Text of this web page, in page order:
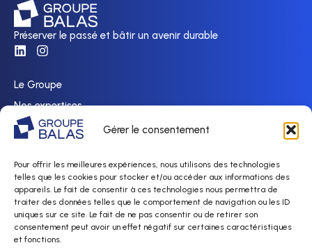
Gérer le consentement
Pour offrir les meilleures expériences, nous utilisons des technologies
telles que les cookies pour stocker et/ou accéder aux informations des
appareils. Le fait de consentir à ces technologies nous permettra de
traiter des données telles que le comportement de navigation ou les ID
uniques sur ce site. Le fait de ne pas consentir ou de retirer son
consentement peut avoir un effet négatif sur certaines caractéristiques
et fonctions.
Préserver le passé et bâtir un avenir durable
Le Groupe
Nos expertises
Nos réalisations
Actualités
Contact
Politique de confidentialité
Mentions légales & Gestion des cookies